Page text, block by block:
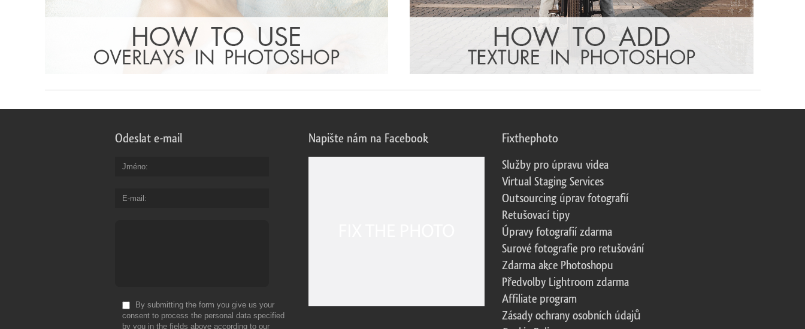
Odeslat e-mail
Jméno
E-mail
By submitting the form you give us your
consent to process the personal data specified
by you in the fields above according to our
Napište nám na Facebook Fixthephoto
Služby pro úpravu videa
Virtual Staging Services
Outsourcing úprav fotografií
Retušovací tipy
Úpravy fotografií zdarma
Surové fotografie pro retušování
Zdarma akce Photoshopu
Předvolby Lightroom zdarma
Affiliate program
Zásady ochrany osobních údajů